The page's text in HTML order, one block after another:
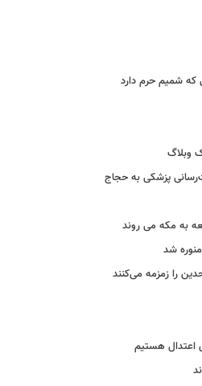
که شمیم حرم دارد
پزشکی به حجاج
به مکه می روند
شد
اعتدال هستیم